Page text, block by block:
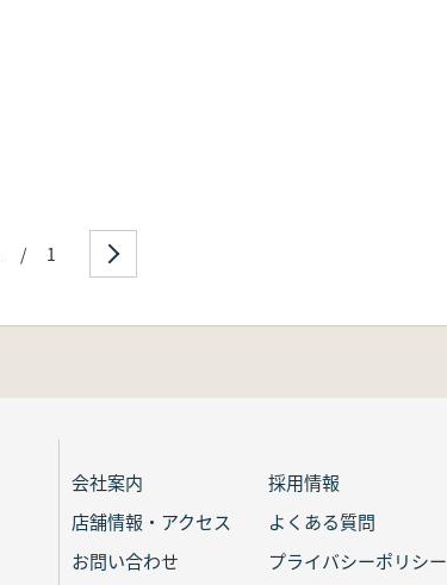
/ 1
会社案内
採用情報
店舗情報・アクセス
よくある質問
お問い合わせ
プライバシーポリシー